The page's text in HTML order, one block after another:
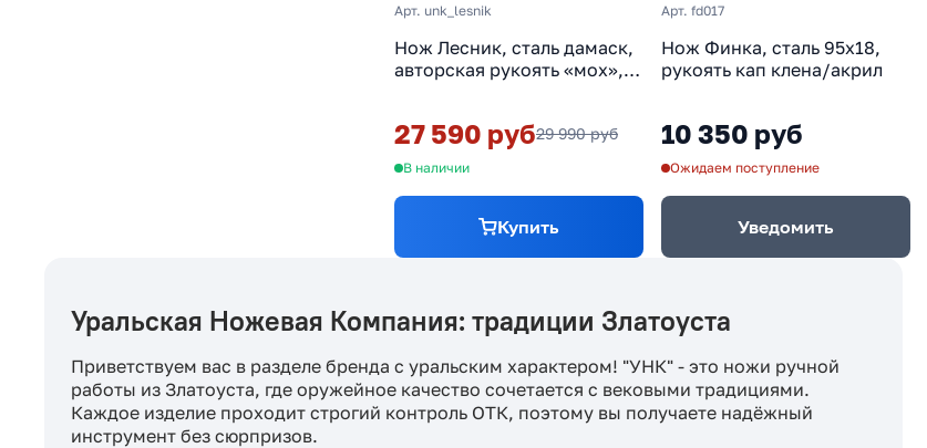
Арт. unk_lesnik
Нож Лесник, сталь дамаск,
авторская рукоять «мох»,
27 590 руб29 990 руб
В наличии
Купить
Арт. fd017
Нож Финка, сталь 95х18,
рукоять кап клена/акрил
10 350 руб
Ожидаем поступление
Уведомить
Уральская Ножевая Компания: традиции Златоуста
Приветствуем вас в разделе бренда с уральским характером! "УНК" - это ножи ручной
работы из Златоуста, где оружейное качество сочетается с вековыми традициями.
Каждое изделие проходит строгий контроль ОТК, поэтому вы получаете надёжный
инструмент без сюрпризов.